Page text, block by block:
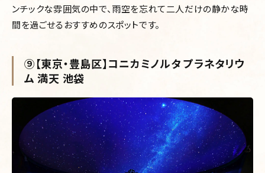
ンチックな雰囲気の中で、雨空を忘れて二人だけの静かな時
間を過ごせるおすすめのスポットです。
⑨【東京・豊島区】コニカミノルタ プラネタリウ
ム 満天 池袋